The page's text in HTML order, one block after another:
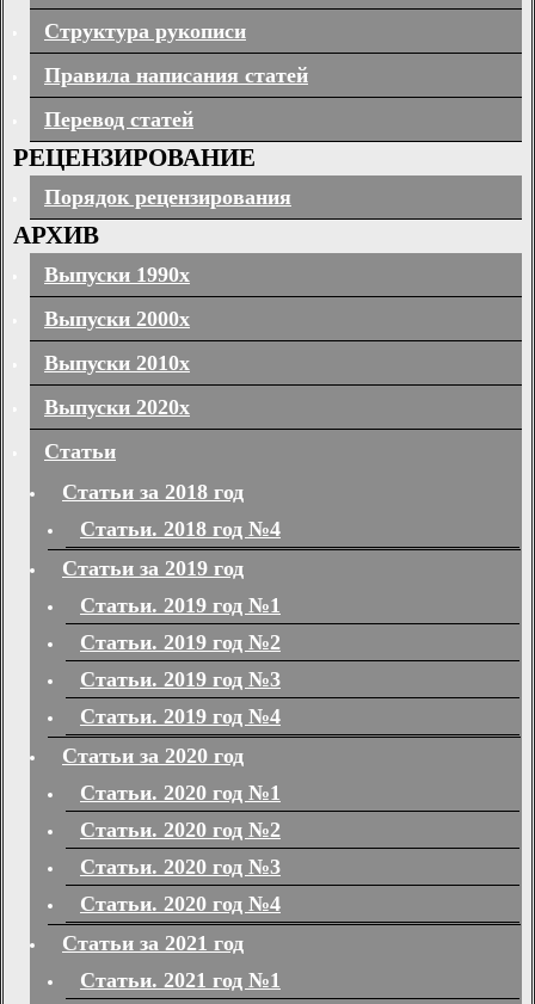
Структура рукописи
Правила написания статей
Перевод статей
РЕЦЕНЗИРОВАНИЕ
Порядок рецензирования
АРХИВ
Выпуски 1990х
Выпуски 2000х
Выпуски 2010х
Выпуски 2020х
Статьи
Статьи за 2018 год
Статьи. 2018 год №4
Статьи за 2019 год
Статьи. 2019 год №1
Статьи. 2019 год №2
Статьи. 2019 год №3
Статьи. 2019 год №4
Статьи за 2020 год
Статьи. 2020 год №1
Статьи. 2020 год №2
Статьи. 2020 год №3
Статьи. 2020 год №4
Статьи за 2021 год
Статьи. 2021 год №1